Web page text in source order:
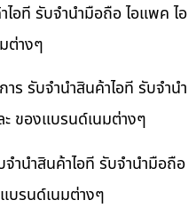
อที รับจำนำมือถือ ไอแพค ไอ
ต่างๆ
ร รับจำนำสินค้าไอที รับจำนำ
ของแบรนด์เนมต่างๆ
ำนำสินค้าไอที รับจำนำมือถือ
บรนด์เนมต่างๆ